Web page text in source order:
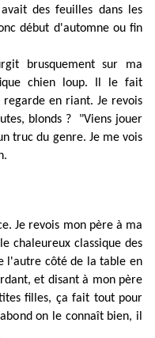
des feuilles dans les
début d'automne ou fin
brusquement sur ma
chien loup. Il le fait
en riant. Je revois
blonds ? "Viens jouer
truc du genre. Je me vois
Je revois mon père à ma
chaleureux classique des
l'autre côté de la table en
et disant à mon père
filles, ça fait tout pour
on le connaît bien, il